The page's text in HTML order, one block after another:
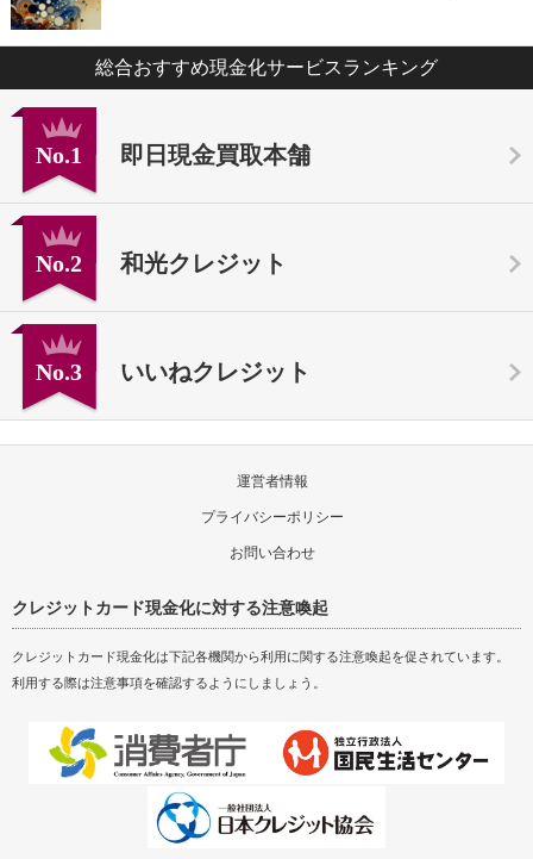
総合おすすめ現金化サービスランキング
No.1 即日現金買取本舗
No.2 和光クレジット
No.3 いいねクレジット
運営者情報
プライバシーポリシー
お問い合わせ
クレジットカード現金化に対する注意喚起
クレジットカード現金化は下記各機関から利用に関する注意喚起を促されています。
利用する際は注意事項を確認するようにしましょう。